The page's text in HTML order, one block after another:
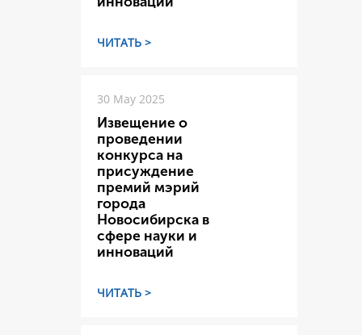
ЧИТАТЬ >
30 May 2025
Извещение о
проведении
конкурса на
присуждение
премий мэрий
города
Новосибирска в
сфере науки и
инноваций
ЧИТАТЬ >